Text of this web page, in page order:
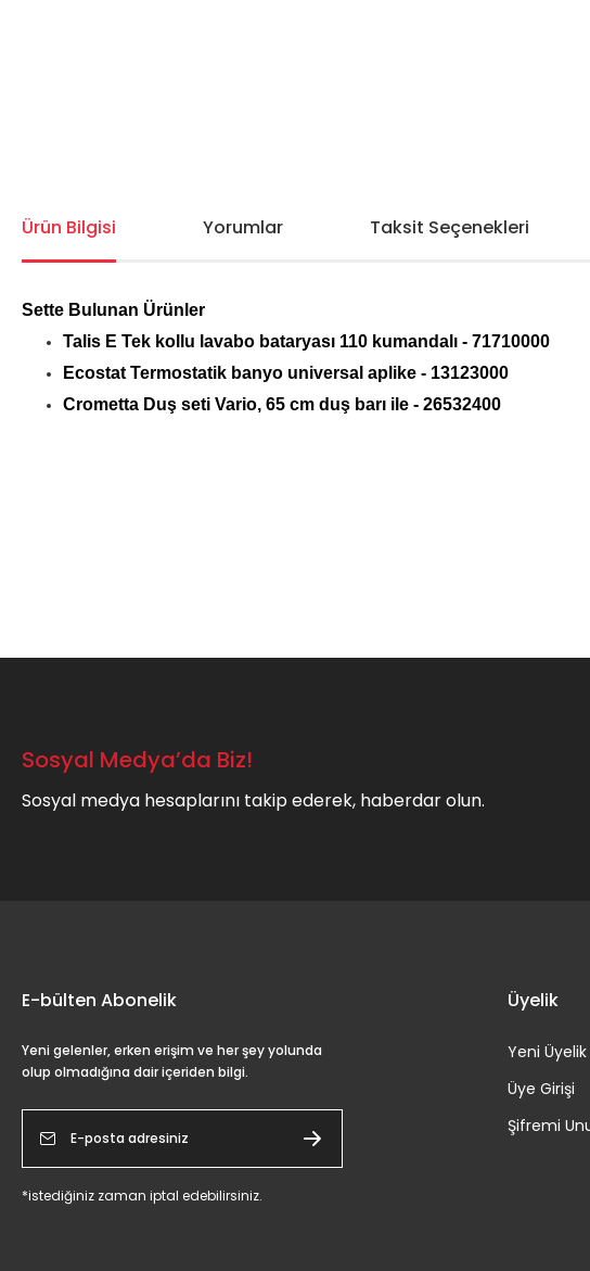
Ürün Bilgisi Yorumlar Taksit Seçenekleri
Sette Bulunan Ürünler
Talis E Tek kollu lavabo bataryası 110 kumandalı - 71710000
Ecostat Termostatik banyo universal aplike - 13123000
Crometta Duş seti Vario, 65 cm duş barı ile - 26532400
Sosyal Medya’da Biz!
Sosyal medya hesaplarını takip ederek, haberdar olun.
E-bülten Abonelik
Yeni gelenler, erken erişim ve her şey yolunda
olup olmadığına dair içeriden bilgi.
*istediğiniz zaman iptal edebilirsiniz.
Üyelik
Yeni Üyelik
Üye Girişi
Şifremi